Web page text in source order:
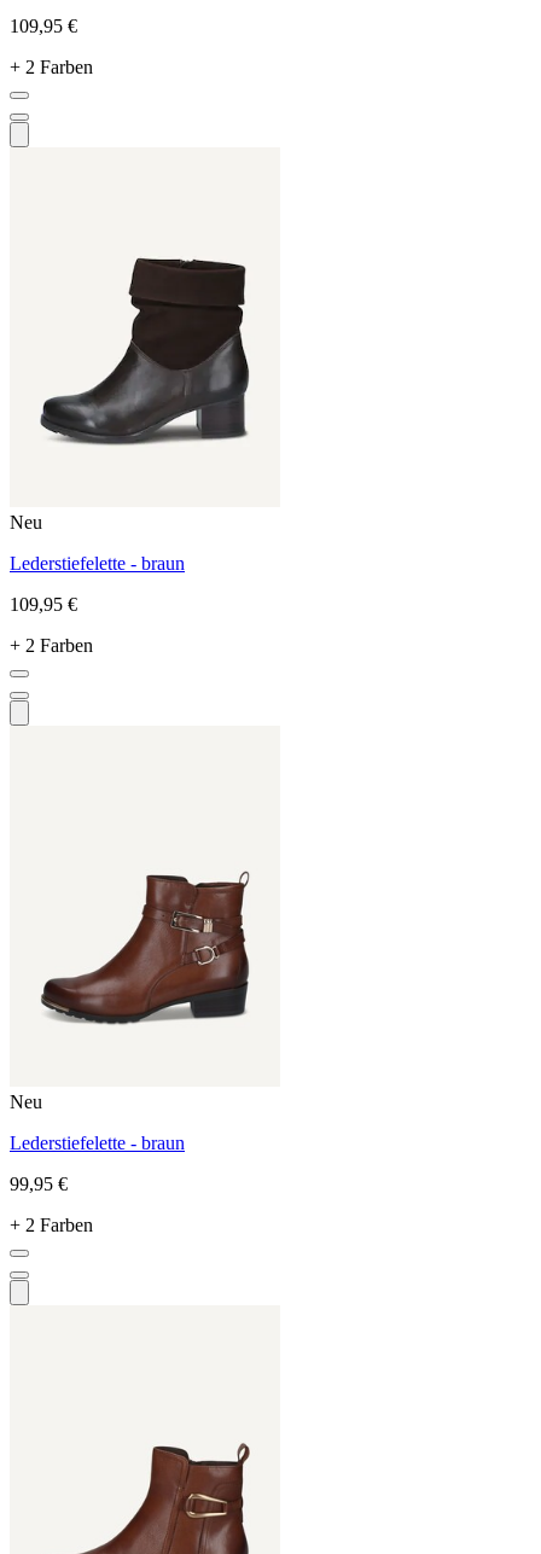
109,95 €
+ 2 Farben
Neu
Lederstiefelette - braun
109,95 €
+ 2 Farben
Neu
Lederstiefelette - braun
99,95 €
+ 2 Farben